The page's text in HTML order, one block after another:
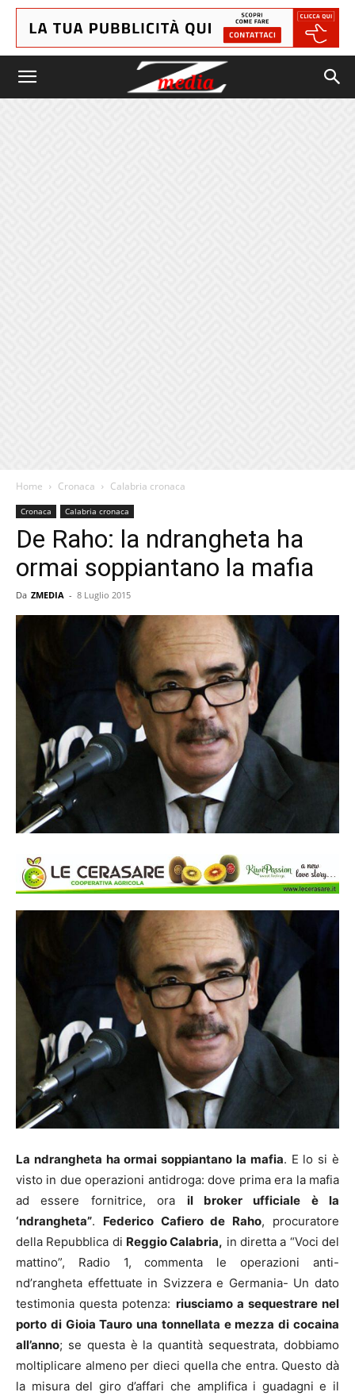
Home Cronaca Calabria cronaca
Cronaca Calabria cronaca
De Raho: la ndrangheta ha
ormai soppiantano la mafia
Da ZMEDIA - 8 Luglio 2015
La ndrangheta ha ormai soppiantano la mafia. E lo si è
visto in due operazioni antidroga: dove prima era la mafia
ad essere fornitrice, ora il broker ufficiale è la
‘ndrangheta”. Federico Cafiero de Raho, procuratore
della Repubblica di Reggio Calabria, in diretta a “Voci del
mattino”, Radio 1, commenta le operazioni anti-
nd’rangheta effettuate in Svizzera e Germania- Un dato
testimonia questa potenza: riusciamo a sequestrare nel
porto di Gioia Tauro una tonnellata e mezza di cocaina
all’anno; se questa è la quantità sequestrata, dobbiamo
moltiplicare almeno per dieci quella che entra. Questo dà
la misura del giro d’affari che amplifica i guadagni e il